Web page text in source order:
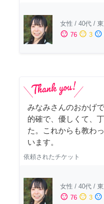
女性 / 40代 /
sentiment_satisfied 76 sentiment_neutral 3 sentiment_dissatisfied
みなみさんのおかげ
的確で、優しくて、
た。これからも教わ
います。
依頼されたチケット
女性 / 40代 /
sentiment_satisfied 76 sentiment_neutral 3 sentiment_dissatisfied